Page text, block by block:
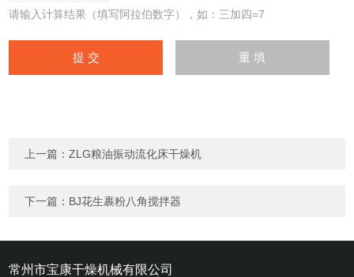
请输入计算结果（填写阿拉伯数字），如：三加四=7
上一篇：ZLG粮油振动流化床干燥机
下一篇： BJ花生裹粉八角搅拌器
常州市宝康干燥机械有限公司